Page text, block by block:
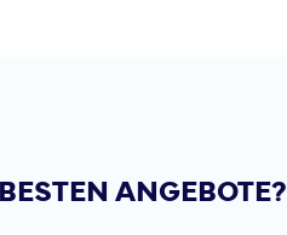
ANGEBOTE?